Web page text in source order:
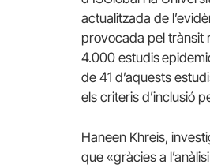
actualitzada de
provocada pel trànsit
4.000 estudis
de 41 d’aquests
els criteris d’inclusió
Haneen Khreis,
que «gràcies a